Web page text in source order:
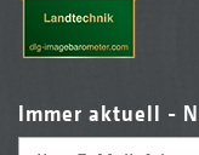
Immer aktuell -